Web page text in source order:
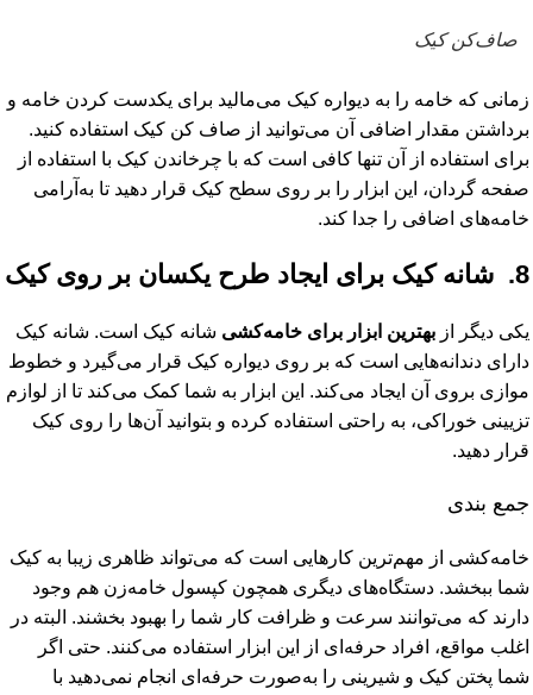
صاف‌کن کیک
زمانی که خامه را به دیواره کیک می‌مالید برای یکدست کردن خامه و
برداشتن مقدار اضافی آن می‌توانید از صاف کن کیک استفاده کنید.
برای استفاده از آن تنها کافی است که با چرخاندن کیک با استفاده از
صفحه گردان، این ابزار را بر روی سطح کیک قرار دهید تا به‌آرامی
خامه‌های اضافی را جدا کند.
8. شانه کیک برای ایجاد طرح یکسان بر روی کیک
یکی دیگر از بهترین ابزار برای خامه‌کشی شانه کیک است. شانه کیک
دارای دندانه‌هایی است که بر روی دیواره کیک قرار می‌گیرد و خطوط
موازی بروی آن ایجاد می‌کند. این ابزار به شما کمک می‌کند تا از لوازم
تزیینی خوراکی، به راحتی استفاده کرده و بتوانید آن‌ها را روی کیک
قرار دهید.
جمع بندی
خامه‌کشی از مهم‌ترین کارهایی است که می‌تواند ظاهری زیبا به کیک
شما ببخشد. دستگاه‌های دیگری همچون کپسول خامه‌زن هم وجود
دارند که می‌توانند سرعت و ظرافت کار شما را بهبود بخشند. البته در
اغلب مواقع، افراد حرفه‌ای از این ابزار استفاده می‌کنند. حتی اگر
شما پختن کیک و شیرینی را به‌صورت حرفه‌ای انجام نمی‌دهید با